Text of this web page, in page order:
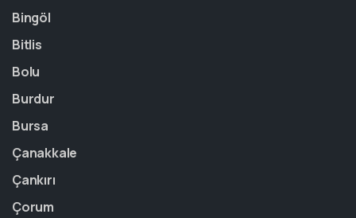
Bingöl
Bitlis
Bolu
Burdur
Bursa
Çanakkale
Çankırı
Çorum